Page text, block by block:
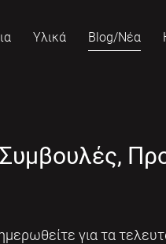
Υλικά Blog/Νέα
για τα